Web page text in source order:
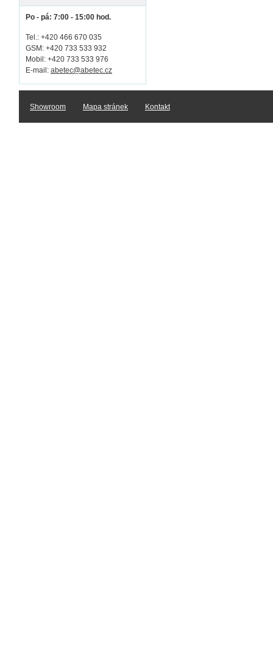
Po - pá: 7:00 - 15:00 hod.
Tel.: +420 466 670 035
GSM: +420 733 533 932
Mobil: +420 733 533 976
E-mail: abetec@abetec.cz
Showroom Mapa stránek Kontakt